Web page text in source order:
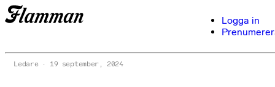
Logga in
Ledare 19 september, 2024